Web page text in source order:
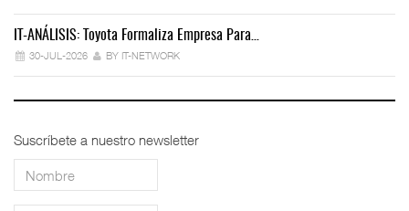
IT-ANÁLISIS: Toyota Formaliza Empresa Para…
30-JUL-2026 BY IT-NETWORK
Suscríbete a nuestro newsletter